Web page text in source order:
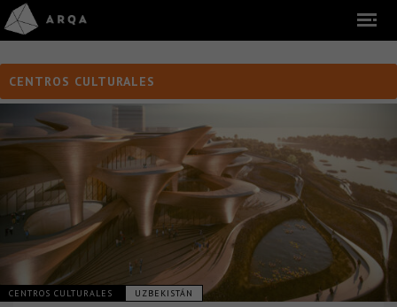
CENTROS CULTURALES
CENTROS CULTURALES UZBEKISTÁN